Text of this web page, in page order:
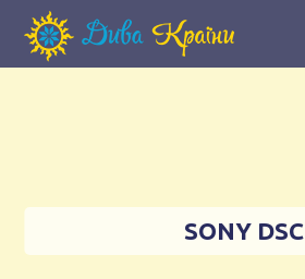
SONY DSC